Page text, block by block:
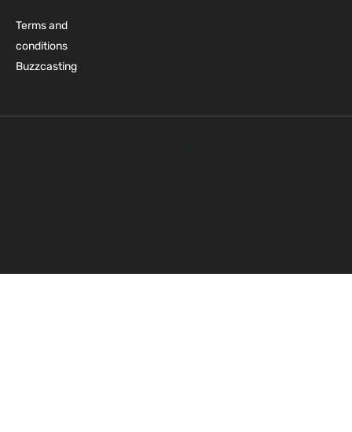
Terms and
conditions
Buzzcasting